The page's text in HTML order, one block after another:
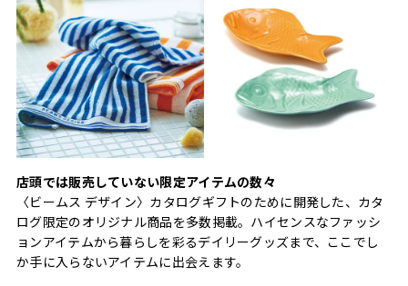
店頭では販売していない限定アイテムの数々
〈ビームス デザイン〉カタログギフトのために開発した、カタ
ログ限定のオリジナル商品を多数掲載。ハイセンスなファッシ
ョンアイテムから暮らしを彩るデイリーグッズまで、ここでし
か手に入らないアイテムに出会えます。